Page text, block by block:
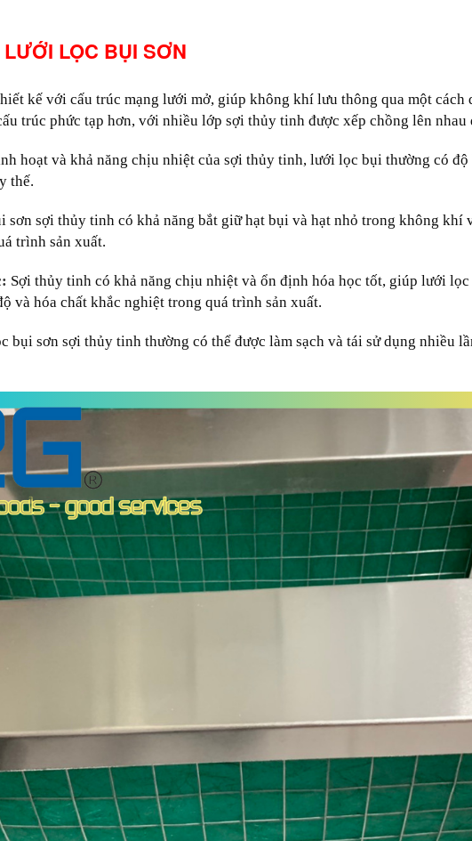
LỌC BỤI SƠN
kế với cấu trúc mạng lưới mở, giúp không khí lưu thông qua một cách
trúc phức tạp hơn, với nhiều lớp sợi thủy tinh được xếp chồng lên nhau
hoạt và khả năng chịu nhiệt của sợi thủy tinh, lưới lọc bụi thường có
thế.
sơn sợi thủy tinh có khả năng bắt giữ hạt bụi và hạt nhỏ trong không khí
trình sản xuất.
Sợi thủy tinh có khả năng chịu nhiệt và ổn định hóa học tốt, giúp lưới
và hóa chất khắc nghiệt trong quá trình sản xuất.
bụi sơn sợi thủy tinh thường có thể được làm sạch và tái sử dụng nhiều